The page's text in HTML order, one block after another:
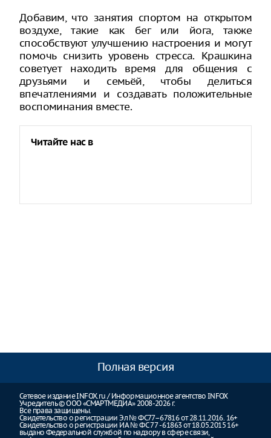
Добавим, что занятия спортом на открытом
воздухе, такие как бег или йога, также
способствуют улучшению настроения и могут
помочь снизить уровень стресса. Крашкина
советует находить время для общения с
друзьями и семьёй, чтобы делиться
впечатлениями и создавать положительные
воспоминания вместе.
Читайте нас в
Полная версия
Сетевое издание INFOX.ru / Информационное агентство INFOX
Учредитель © ООО «СМАРТМЕДИА» 2008-2026 г.
Все права защищены.
Свидетельство о регистрации Эл № ФС77–67816 от 28.11.2016. 16+
Свидетельство о регистрации ИА № ФС 77 - 61863 от 18.05.2015 16+
выдано Федеральной службой по надзору в сфере связи,